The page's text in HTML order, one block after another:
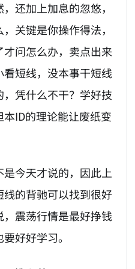
还加上加息的忽悠，
关键是你操作得法，
问怎么办，卖点出来
短线，没本事干短线
凭什么不干？学好技
ID的理论能让废纸变
今天才说的，因此上
的背驰可以找到很好
震荡行情是最好挣钱
好好学习。